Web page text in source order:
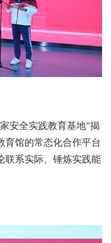
安全实践教育基地”揭
育馆的常态化合作平台
联系实际、锤炼实践能